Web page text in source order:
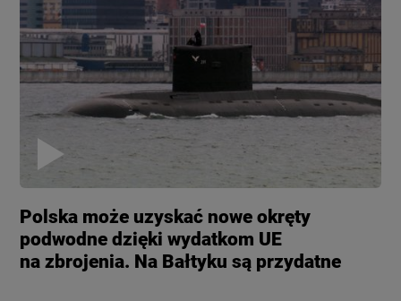
Polska może uzyskać nowe okręty
podwodne dzięki wydatkom UE
na zbrojenia. Na Bałtyku są przydatne